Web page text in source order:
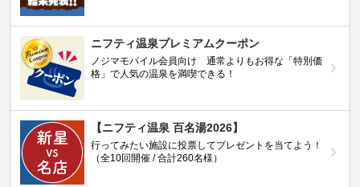
ニフティ温泉プレミアムクーポン
ノジマモバイル会員向け 通常よりもお得な「特別価
格」で人気の温泉を満喫できる！
【ニフティ温泉 百名湯2026】
行ってみたい施設に投票してプレゼントを当てよう！
（全10回開催 / 合計260名様）